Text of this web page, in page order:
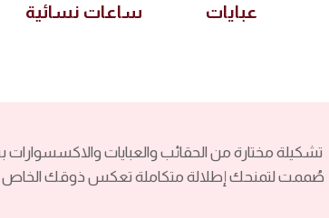
عبايات ساعات نسائية
تشكيلة مختارة من الحقائب والعبايات والاكسسوارات
صُممت لتمنحك إطلالة متكاملة تعكس ذوقك الخاص